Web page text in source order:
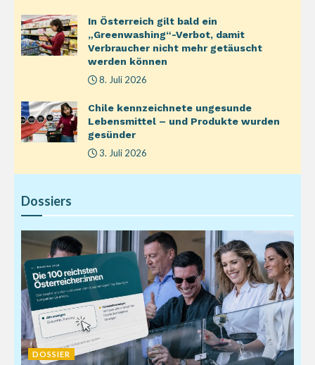
In Österreich gilt bald ein
„Greenwashing“-Verbot, damit
Verbraucher nicht mehr getäuscht
werden können
8. Juli 2026
Chile kennzeichnete ungesunde
Lebensmittel – und Produkte wurden
gesünder
3. Juli 2026
Dossiers
DOSSIER